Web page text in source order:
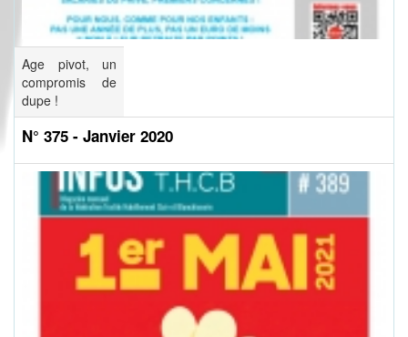
Age pivot, un
compromis de
dupe !
N° 375 - Janvier 2020